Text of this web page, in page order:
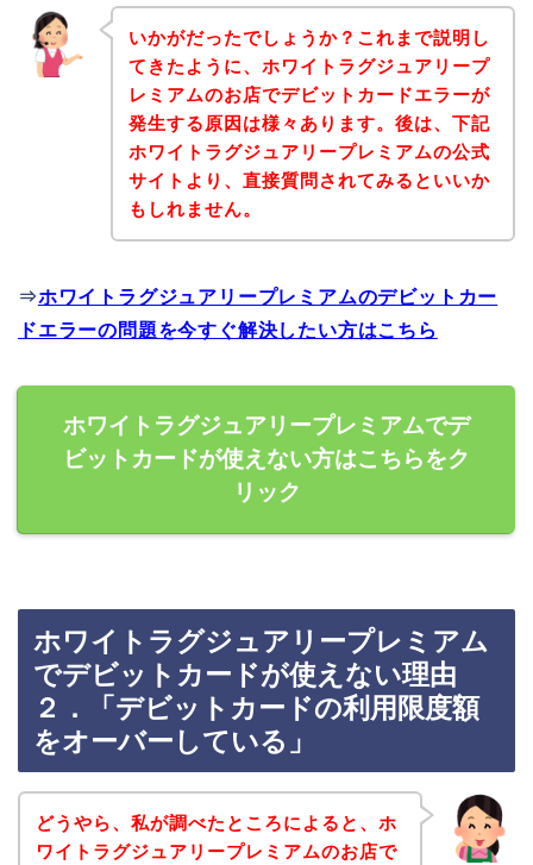
いかがだったでしょうか？これまで説明し
てきたように、ホワイトラグジュアリープ
レミアムのお店でデビットカードエラーが
発生する原因は様々あります。後は、下記
ホワイトラグジュアリープレミアムの公式
サイトより、直接質問されてみるといいか
もしれません。
⇒ホワイトラグジュアリープレミアムのデビットカー
ドエラーの問題を今すぐ解決したい方はこちら
ホワイトラグジュアリープレミアムでデ
ビットカードが使えない方はこちらをク
リック
ホワイトラグジュアリープレミアム
でデビットカードが使えない理由
２．「デビットカードの利用限度額
をオーバーしている」
どうやら、私が調べたところによると、ホ
ワイトラグジュアリープレミアムのお店で